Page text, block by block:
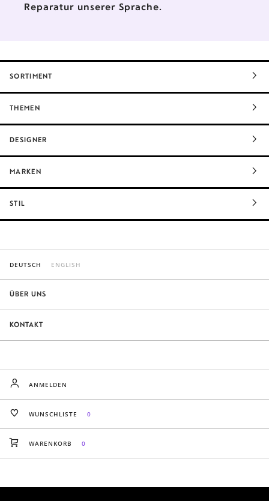
Reparatur unserer Sprache.
SORTIMENT
THEMEN
DESIGNER
MARKEN
STIL
DEUTSCH ENGLISH
ÜBER UNS
KONTAKT
ANMELDEN
WUNSCHLISTE 0
WARENKORB 0